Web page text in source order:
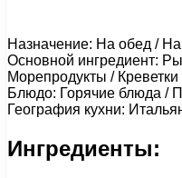
Назначение: На обед /
Основной ингредиент:
Морепродукты /
Блюдо: Горячие блюда /
География кухни:
Ингредиенты: